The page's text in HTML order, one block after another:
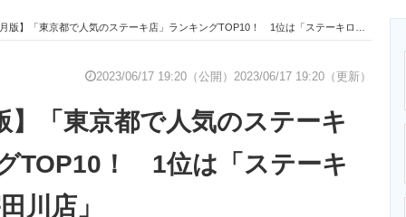
経営リーダー
製造業のIT導入
版】「東京都で人気のステーキ店」ランキングTOP10！ 1位は「ステーキロッヂ 渋谷宇田川店」
2023/06/17 19:20（公開） 2023/06/17 19:20（更新）
】「東京都で人気のステーキ
TOP10！ 1位は「ステーキ
川店」